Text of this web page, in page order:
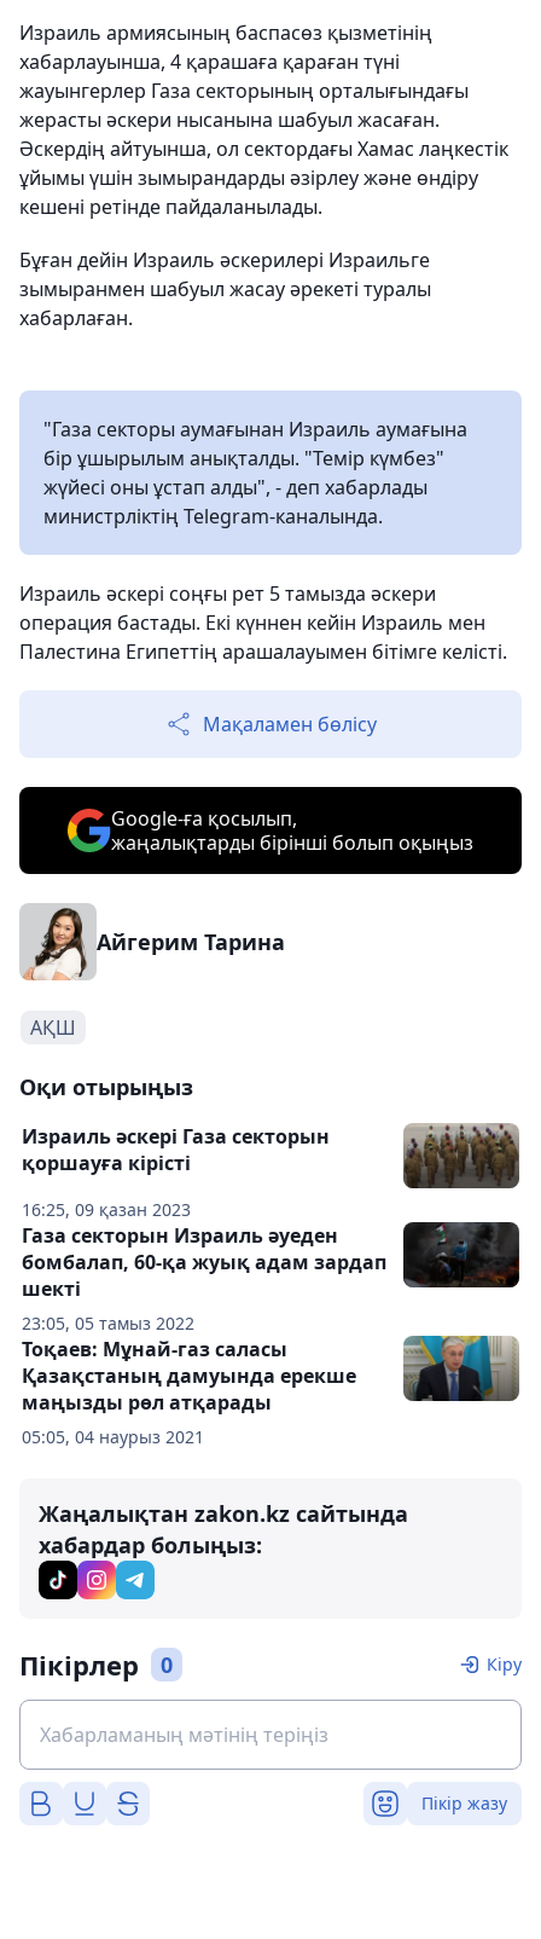
Израиль армиясының баспасөз қызметінің
хабарлауынша, 4 қарашаға қараған түні
жауынгерлер Газа секторының орталығындағы
жерасты әскери нысанына шабуыл жасаған.
Әскердің айтуынша, ол сектордағы Хамас лаңкестік
ұйымы үшін зымырандарды әзірлеу және өндіру
кешені ретінде пайдаланылады.
Бұған дейін Израиль әскерилері Израильге
зымыранмен шабуыл жасау әрекеті туралы
хабарлаған.
"Газа секторы аумағынан Израиль аумағына
бір ұшырылым анықталды. "Темір күмбез"
жүйесі оны ұстап алды", - деп хабарлады
министрліктің Telegram-каналында.
Израиль әскері соңғы рет 5 тамызда әскери
операция бастады. Екі күннен кейін Израиль мен
Палестина Египеттің арашалауымен бітімге келісті.
Мақаламен бөлісу
Google-ға қосылып,
жаңалықтарды бірінші болып оқыңыз
Айгерим Тарина
АҚШ
Оқи отырыңыз
16:25, 09 қазан 2023
Израиль әскері Газа секторын
қоршауға кірісті
23:05, 05 тамыз 2022
Газа секторын Израиль әуеден
бомбалап, 60-қа жуық адам зардап
шекті
05:05, 04 наурыз 2021
Тоқаев: Мұнай-газ саласы
Қазақстаның дамуында ерекше
маңызды рөл атқарады
Жаңалықтан zakon.kz сайтында
хабардар болыңыз:
Пікірлер 0 Кіру
Пікір жазу